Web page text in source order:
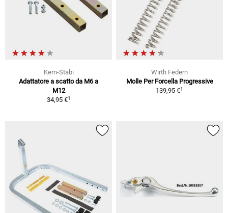
Kern-Stabi
Adattatore a scatto da M6 a
M12
34,95 €1
Wirth Federn
Molle Per Forcella Progressive
139,95 €1